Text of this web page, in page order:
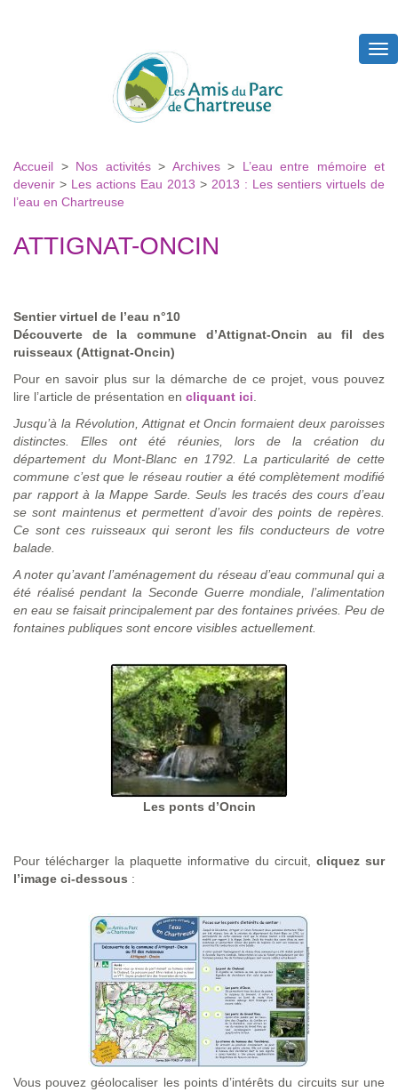
Accueil > Nos activités> Archives > L’eau entre mémoire et
devenir > Les actions Eau 2013 > 2013 : Les sentiers virtuels de
l’eau en Chartreuse
ATTIGNAT-ONCIN
Sentier virtuel de l’eau n°10
Découverte de la commune d’Attignat-Oncin au fil des
ruisseaux (Attignat-Oncin)
Pour en savoir plus sur la démarche de ce projet, vous pouvez
lire l’article de présentation en cliquant ici.
Jusqu’à la Révolution, Attignat et Oncin formaient deux paroisses
distinctes. Elles ont été réunies, lors de la création du
département du Mont-Blanc en 1792. La particularité de cette
commune c’est que le réseau routier a été complètement modifié
par rapport à la Mappe Sarde. Seuls les tracés des cours d’eau
se sont maintenus et permettent d’avoir des points de repères.
Ce sont ces ruisseaux qui seront les fils conducteurs de votre
balade.
A noter qu’avant l’aménagement du réseau d’eau communal qui a
été réalisé pendant la Seconde Guerre mondiale, l’alimentation
en eau se faisait principalement par des fontaines privées. Peu de
fontaines publiques sont encore visibles actuellement.
Les ponts d’Oncin
Pour télécharger la plaquette informative du circuit, cliquez sur
l’image ci-dessous :
Vous pouvez géolocaliser les points d’intérêts du circuits sur une